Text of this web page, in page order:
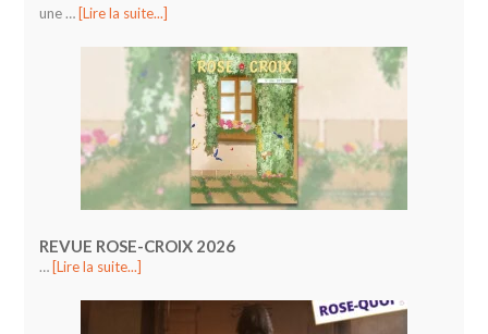
une … [Lire la suite...]
REVUE ROSE-CROIX 2026
… [Lire la suite...]